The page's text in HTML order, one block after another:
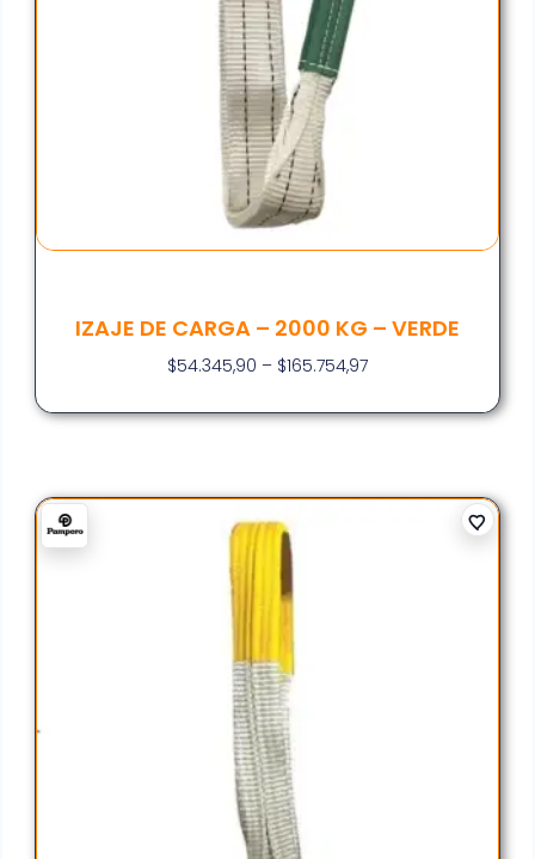
IZAJE DE CARGA – 2000 KG – VERDE
$54.345,90 – $165.754,97